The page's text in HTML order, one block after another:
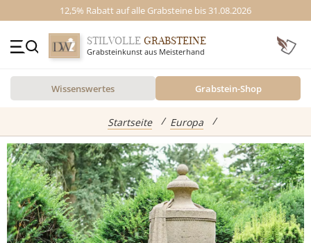
12,5% Rabatt auf alle Grabsteine bis 31.08.2026
Kontakt
GRABSTEINE
Alle Grabsteine
Einzelgrabsteine
STILVOLLE GRABSTEINE
Grabsteinkunst aus Meisterhand
Wissenswertes Grabstein-Shop
Startseite Europa
Inspiration
abgebildete Produkte
Standort
Grabstein Shop